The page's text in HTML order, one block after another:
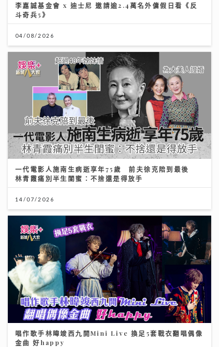
李嘉誠基金會 x 迪士尼 邀請逾2.4萬名外傭假日看《反
斗奇兵5》
04/08/2026
一代電影人施南生病逝享年75歲 前夫徐克陪到最後
林青霞痛別半生閨蜜：不捨還是得放手
14/07/2026
唱作歌手林暐竣西九開Mini Live 換足5套戰衣翻唱偶像
金曲 好happy